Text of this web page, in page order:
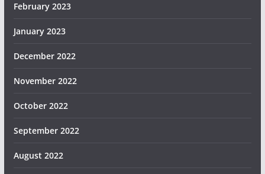
February 2023
January 2023
December 2022
November 2022
October 2022
September 2022
August 2022